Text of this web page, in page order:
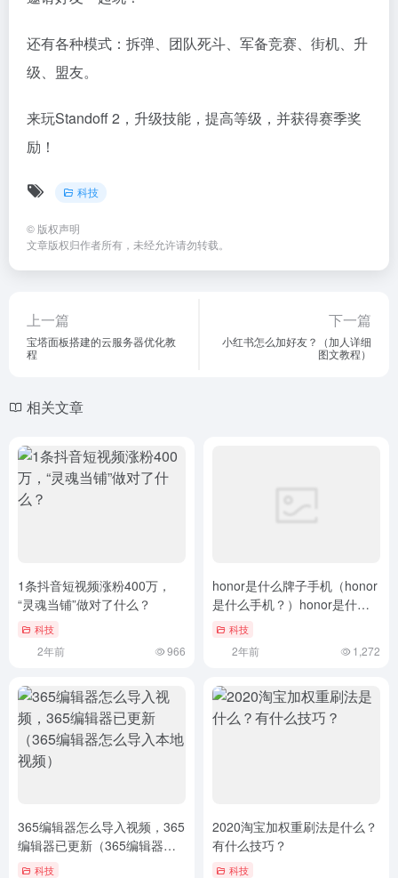
还有各种模式：拆弹、团队死斗、军备竞赛、街机、升
级、盟友。
来玩Standoff 2，升级技能，提高等级，并获得赛季奖
励！
科技
© 版权声明
文章版权归作者所有，未经允许请勿转载。
上一篇
宝塔面板搭建的云服务器优化教
程
下一篇
小红书怎么加好友？（加人详细
图文教程）
相关文章
1条抖音短视频涨粉400万，
“灵魂当铺”做对了什么？
科技
2年前 966
honor是什么牌子手机（honor
是什么手机？）honor是什么
手机？
科技
2年前 1,272
365编辑器怎么导入视频，365
编辑器已更新（365编辑器怎
么导入本地视频）
科技
2020淘宝加权重刷法是什么？
有什么技巧？
科技